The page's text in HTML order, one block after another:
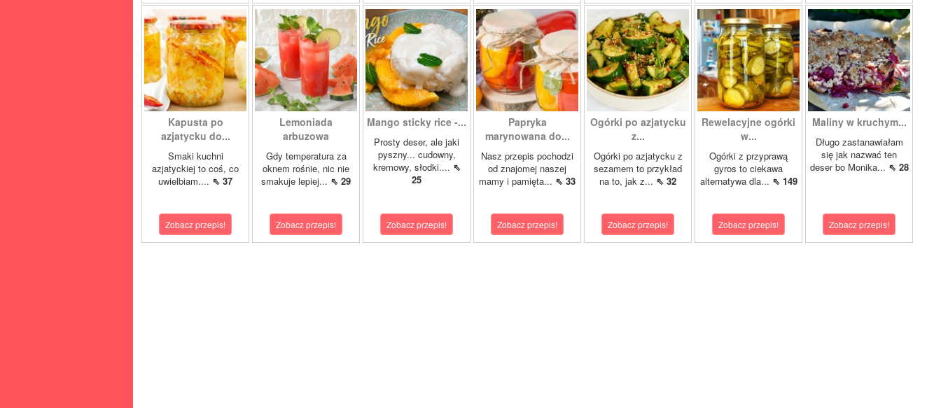
Kapusta po
azjatycku do...
Smaki kuchni
azjatyckiej to coś, co
uwielbiam.... ⇖ 37
Zobacz przepis!
Lemoniada
arbuzowa
Gdy temperatura za
oknem rośnie, nic nie
smakuje lepiej... ⇖ 29
Zobacz przepis!
Mango sticky rice -...
Prosty deser, ale jaki
pyszny... cudowny,
kremowy, słodki.... ⇖
25
Zobacz przepis!
Papryka
marynowana do...
Nasz przepis pochodzi
od znajomej naszej
mamy i pamięta... ⇖ 33
Zobacz przepis!
Ogórki po azjatycku
z...
Ogórki po azjatycku z
sezamem to przykład
na to, jak z... ⇖ 32
Zobacz przepis!
Rewelacyjne ogórki
w...
Ogórki z przyprawą
gyros to ciekawa
alternatywa dla... ⇖ 149
Zobacz przepis!
Maliny w kruchym...
Długo zastanawiałam
się jak nazwać ten
deser bo Monika... ⇖ 28
Zobacz przepis!